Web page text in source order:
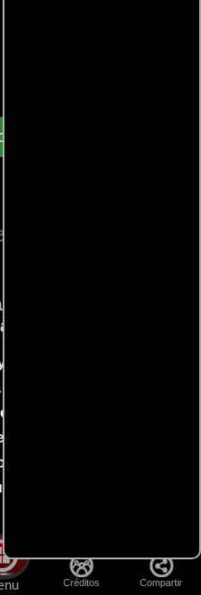
Créditos Compartir
interesar...
película
cautivó al mundo
de acción y
cinematográfica
la historia de un
4 de Asunción que se
mundo de crimen
que no